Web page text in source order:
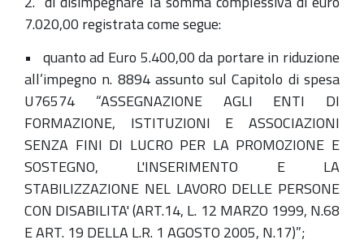
7.020,00 registrata come segue:
• quanto ad Euro 5.400,00 da portare in riduzione
all’impegno n. 8894 assunto sul Capitolo di spesa
U76574 “ASSEGNAZIONE AGLI ENTI DI
FORMAZIONE, ISTITUZIONI E ASSOCIAZIONI
SENZA FINI DI LUCRO PER LA PROMOZIONE E
SOSTEGNO, L'INSERIMENTO E LA
STABILIZZAZIONE NEL LAVORO DELLE PERSONE
CON DISABILITA' (ART.14, L. 12 MARZO 1999, N.68
E ART. 19 DELLA L.R. 1 AGOSTO 2005, N.17)”;